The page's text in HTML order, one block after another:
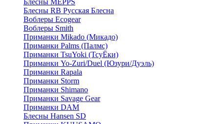
Блесны MEPPS
Блесны RB Русская Блесна
Воблеры Ecogear
Воблеры Smith
Приманки Mikado (Микадо)
Приманки Palms (Палмс)
Приманки TsuYoki (ТсуЁки)
Приманки Yo-Zuri/Duel (Юзури/Дуэль)
Приманки Rapala
Приманки Storm
Приманки Shimano
Приманки Savage Gear
Приманки DAM
Блесны Hansen SD